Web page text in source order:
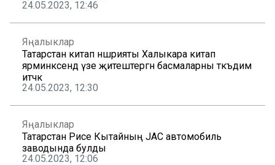
24.05.2023, 12:46
Яңалыклар
Татарстан китап нәшрияты Халыкара китап
ярминкәсендә үзе җитештергән басмаларны тәкъдим
итәчәк
24.05.2023, 12:30
Яңалыклар
Татарстан Рәисе Кытайның JAC автомобиль
заводында булды
24.05.2023, 12:06